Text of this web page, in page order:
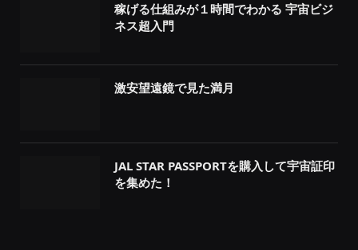
稼げる仕組みが１時間でわかる 宇宙ビジ
ネス超入門
激安望遠鏡で見た満月
JAL STAR PASSPORTを購入して宇宙証印
を集めた！